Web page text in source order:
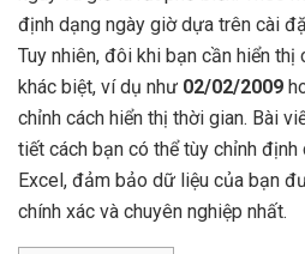
định dạng ngày giờ dựa trên cài
Tuy nhiên, đôi khi bạn cần hiển thị
khác biệt, ví dụ như 02/02/2009
chỉnh cách hiển thị thời gian. Bài
tiết cách bạn có thể tùy chỉnh
Excel, đảm bảo dữ liệu của bạn
chính xác và chuyên nghiệp nhất.